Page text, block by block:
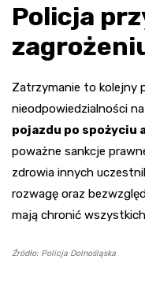
Policja
Zatrzymanie to kolejny
nieodpowiedzialności
pojazdu po spożyciu
poważne sankcje
zdrowia innych
rozwagę oraz
mają chronić
Źródło: Policja Dolnośląska